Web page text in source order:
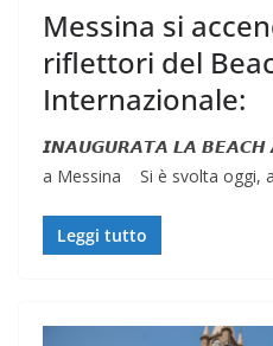
Messina si
riflettori del
Internazionale:
𝙄𝙉𝘼𝙐𝙂𝙐𝙍𝘼𝙏𝘼 𝙇𝘼 𝘽𝙀𝘼𝘾𝙃
a Messina Si è svolta oggi,
Leggi tutto